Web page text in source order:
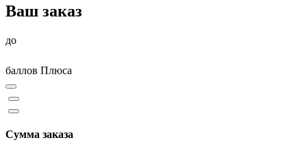
Ваш заказ
до
баллов Плюса
Сумма заказа